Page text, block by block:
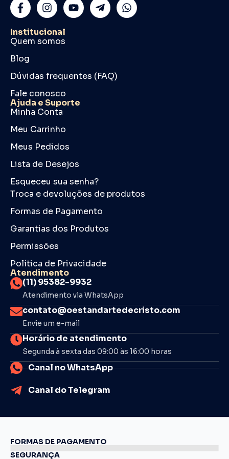
Institucional
Quem somos
Blog
Dúvidas frequentes (FAQ)
Fale conosco
Ajuda e Suporte
Minha Conta
Meu Carrinho
Meus Pedidos
Lista de Desejos
Esqueceu sua senha?
Troca e devoluções de produtos
Formas de Pagamento
Garantias dos Produtos
Permissões
Política de Privacidade
Atendimento
(11) 95382-9932
Atendimento via WhatsApp
contato@oestandartedecristo.com
Envie um e-mail
Horário de atendimento
Segunda à sexta das 09:00 às 16:00 horas
Canal no WhatsApp
Canal do Telegram
FORMAS DE PAGAMENTO
SEGURANÇA